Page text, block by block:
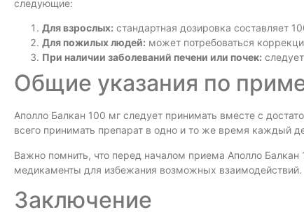
следующие:
Для взрослых: стандартная дозировка составляет
Для пожилых людей: может потребоваться
При наличии заболеваний печени или почек:
Общие указания по
Аполло Балкан 100 мг следует принимать вместе с
всего принимать препарат в одно и то же время каждый
Важно помнить, что перед началом приема Аполло
медикаменты для избежания возможных взаимодействий.
Заключение